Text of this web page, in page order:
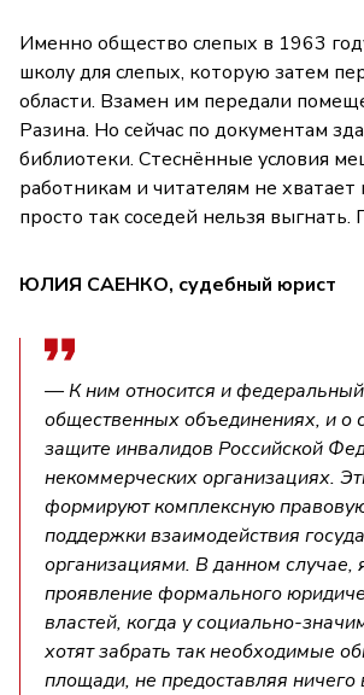
Именно общество слепых в 1963
школу для слепых, которую затем
области. Взамен им передали
Разина. Но сейчас по документам
библиотеки. Стеснённые условия
работникам и читателям не хватает
просто так соседей нельзя выгнать.
ЮЛИЯ САЕНКО, судебный юрист
— К ним относится и
общественных объединениях, и о
защите инвалидов Российской
некоммерческих организациях.
формируют комплексную
поддержки взаимодействия
организациями. В данном случае,
проявление формального
властей, когда у социально-
хотят забрать так необходимые
площади, не предоставляя ничего